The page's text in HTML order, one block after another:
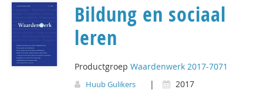
Bildung en sociaal
leren
Productgroep Waardenwerk 2017-7071
Huub Gulikers | 2017